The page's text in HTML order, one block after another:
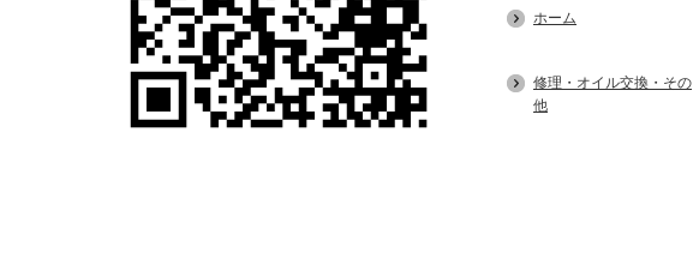
ホーム
修理・オイル交換・その
他